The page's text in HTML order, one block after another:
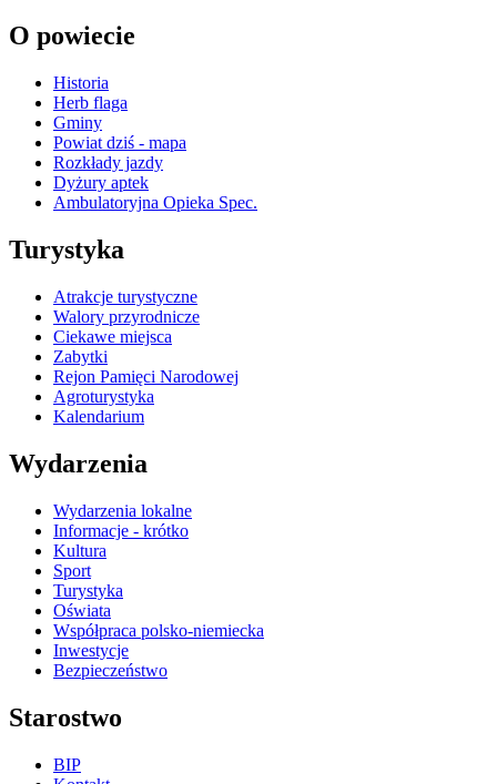
O powiecie
Historia
Herb flaga
Gminy
Powiat dziś - mapa
Rozkłady jazdy
Dyżury aptek
Ambulatoryjna Opieka Spec.
Turystyka
Atrakcje turystyczne
Walory przyrodnicze
Ciekawe miejsca
Zabytki
Rejon Pamięci Narodowej
Agroturystyka
Kalendarium
Wydarzenia
Wydarzenia lokalne
Informacje - krótko
Kultura
Sport
Turystyka
Oświata
Współpraca polsko-niemiecka
Inwestycje
Bezpieczeństwo
Starostwo
BIP